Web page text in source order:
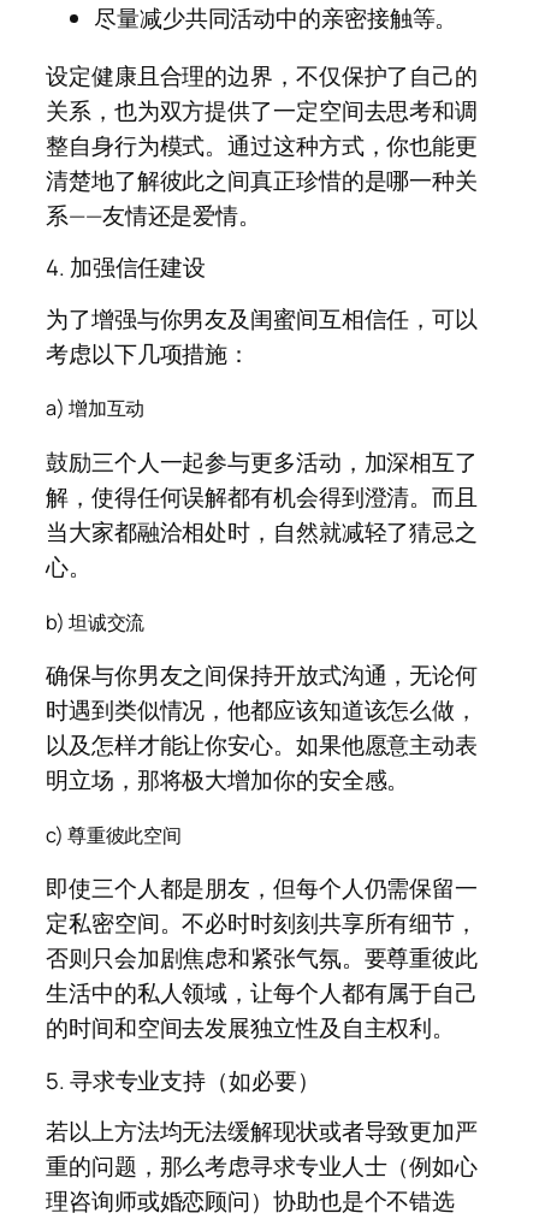
尽量减少共同活动中的亲密接触等。
设定健康且合理的边界，不仅保护了自己的
关系，也为双方提供了一定空间去思考和调
整自身行为模式。通过这种方式，你也能更
清楚地了解彼此之间真正珍惜的是哪一种关
系——友情还是爱情。
4. 加强信任建设
为了增强与你男友及闺蜜间互相信任，可以
考虑以下几项措施：
a) 增加互动
鼓励三个人一起参与更多活动，加深相互了
解，使得任何误解都有机会得到澄清。而且
当大家都融洽相处时，自然就减轻了猜忌之
心。
b) 坦诚交流
确保与你男友之间保持开放式沟通，无论何
时遇到类似情况，他都应该知道该怎么做，
以及怎样才能让你安心。如果他愿意主动表
明立场，那将极大增加你的安全感。
c) 尊重彼此空间
即使三个人都是朋友，但每个人仍需保留一
定私密空间。不必时时刻刻共享所有细节，
否则只会加剧焦虑和紧张气氛。要尊重彼此
生活中的私人领域，让每个人都有属于自己
的时间和空间去发展独立性及自主权利。
5. 寻求专业支持（如必要）
若以上方法均无法缓解现状或者导致更加严
重的问题，那么考虑寻求专业人士（例如心
理咨询师或婚恋顾问）协助也是个不错选